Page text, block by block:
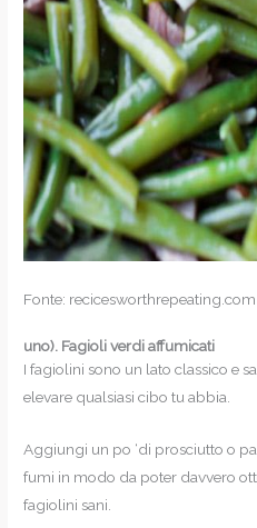
Fonte: recicesworthrepeating.com
uno). Fagioli verdi affumicati
I fagiolini sono un lato classico e
elevare qualsiasi cibo tu abbia.
Aggiungi un po ‘di prosciutto o
fumi in modo da poter davvero
fagiolini sani.